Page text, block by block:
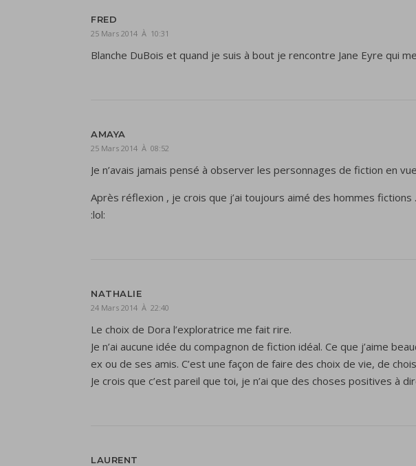
FRED
25 Mars 2014 À 10:31
Blanche DuBois et quand je suis à bout je rencontre Jane Eyre qui
AMAYA
25 Mars 2014 À 08:52
Je n’avais jamais pensé à observer les personnages de fiction en
Après réflexion , je crois que j’ai toujours aimé des hommes
:lol:
NATHALIE
24 Mars 2014 À 22:40
Le choix de Dora l’exploratrice me fait rire.
Je n’ai aucune idée du compagnon de fiction idéal. Ce que j’aime
ex ou de ses amis. C’est une façon de faire des choix de vie, de
Je crois que c’est pareil que toi, je n’ai que des choses positives à
LAURENT